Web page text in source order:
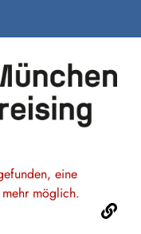
eine
möglich.